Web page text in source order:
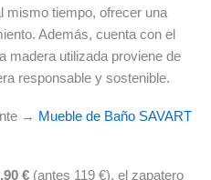
mismo tiempo, ofrecer una
Además, cuenta con el
madera utilizada proviene de
responsable y sostenible.
→ Mueble de Baño SAVART
€ (antes 119 €), el zapatero